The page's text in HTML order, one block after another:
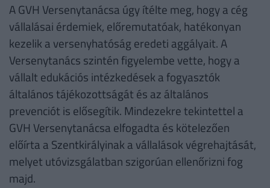
A GVH Versenytanácsa úgy ítélte meg, hogy a cég
vállalásai érdemiek, előremutatóak, hatékonyan
kezelik a versenyhatóság eredeti aggályait. A
Versenytanács szintén figyelembe vette, hogy a
vállalt edukációs intézkedések a fogyasztók
általános tájékozottságát és az általános
prevenciót is elősegítik. Mindezekre tekintettel a
GVH Versenytanácsa elfogadta és kötelezően
előírta a Szentkirályinak a vállalások végrehajtását,
melyet utóvizsgálatban szigorúan ellenőrizni fog
majd.